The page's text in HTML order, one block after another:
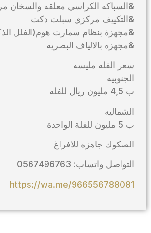
&السباكه الكراسي معلقه والسخان
&التكييف مركزي سبلت دكت
&مجهزة بنظام سمارت هوم(الفلل
&مجهزه بالالياف البصرية
سعر الفله مليسه
الجنوبيه
ب 4,5 مليون ريال للفله
الشماليه
ب 5 مليون للفلة الواحدة
الصكوك جاهزه للافراغ
التواصل واتساب: 0567496763
https://wa.me/966556788081